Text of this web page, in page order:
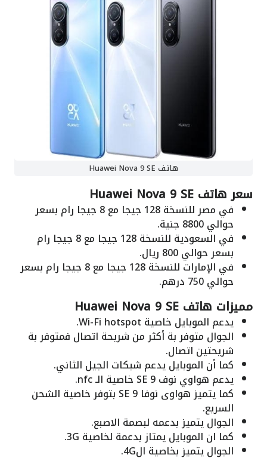
هاتف Huawei Nova 9 SE
سعر هاتف Huawei Nova 9 SE
في مصر للنسخة 128 جيجا مع 8 جيجا رام بسعر
حوالي 8800 جنية.
في السعودية للنسخة 128 جيجا مع 8 جيجا رام
بسعر حوالي 800 ريال.
في الإمارات للنسخة 128 جيجا مع 8 جيجا رام بسعر
حوالي 750 درهم.
مميزات هاتف Huawei Nova 9 SE
يدعم الموبايل خاصية Wi-Fi hotspot.
الجوال متوفر بة أكثر من شريحة اتصال فمتوفر بة
شريحتين اتصال.
كما أن الموبايل يدعم شبكات الجيل الثاني.
يدعم هواوي نوف 9 SE خاصية الـ nfc.
كما يتميز هواوى نوفا 9 SE بتوفر خاصية الشحن
السريع.
الجوال يتميز بدعمه لبصمة الاصبع.
كما ان الموبايل يمتاز بدعمة لخاصية 3G.
الجوال يتميز بخاصية ال4G.